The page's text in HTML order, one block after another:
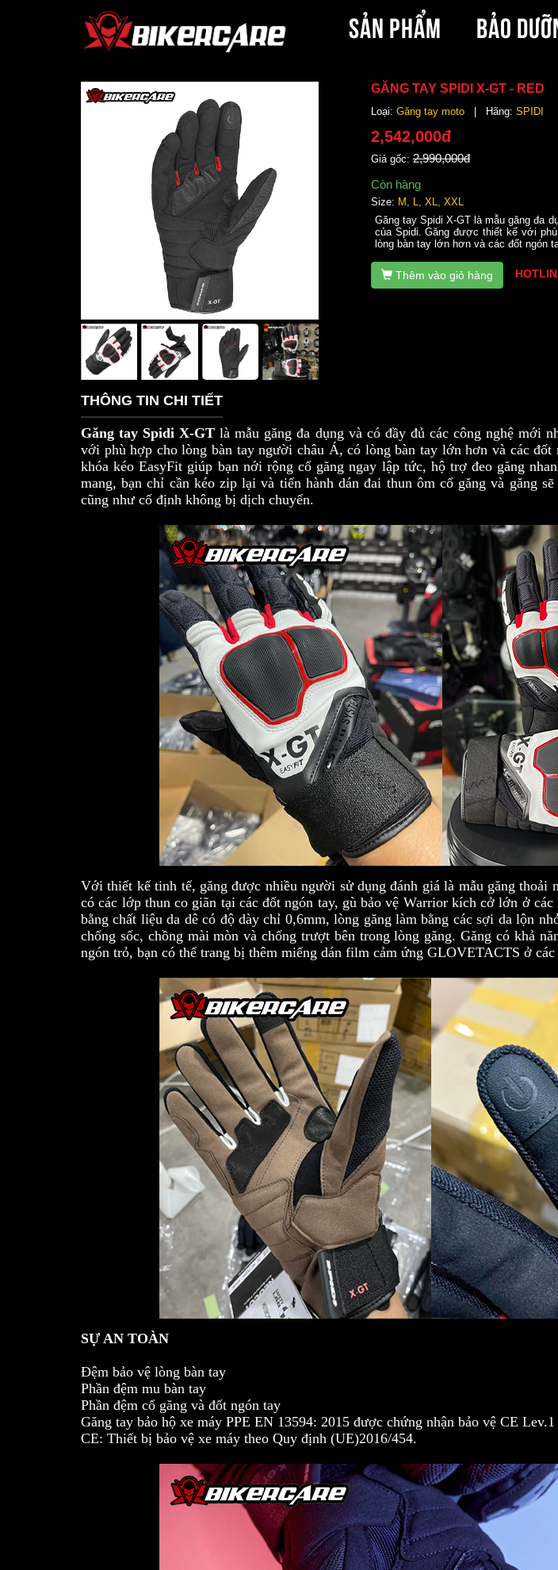
SẢN PHẨM BẢO
GĂNG TAY SPIDI X-GT - RED
Loại: Găng tay moto| Hãng: SPIDI
2,542,000đ
Giá gốc:2,990,000đ
Còn hàng
Size: M, L, XL, XXL
Găng tay Spidi X-GT là mẫu găng đa
của Spidi. Găng được thiết kế với
lòng bàn tay lớn hơn và các đốt ngón
Thêm vào giỏ hàng
THÔNG TIN CHI TIẾT
Găng tay Spidi X-GT là mẫu găng đa dụng và có đầy đủ các công nghệ mới
với phù hợp cho lòng bàn tay người châu Á, có lòng bàn tay lớn hơn và các đốt
khóa kéo EasyFit giúp bạn nới rộng cổ găng ngay lập tức, hộ trợ đeo găng
mang, bạn chỉ cần kéo zip lại và tiến hành dán đai thun ôm cổ găng và găng
cũng như cố định không bị dịch chuyển.
Với thiết kế tinh tế, găng được nhiều người sử dụng đánh giá là mẫu găng thoải
có các lớp thun co giãn tại các đốt ngón tay, gù bảo vệ Warrior kích cở lớn ở
bằng chất liệu da dê có độ dày chỉ 0,6mm, lòng găng làm bằng các sợi da lộn
chống sốc, chồng mài mòn và chống trượt bên trong lòng găng. Găng có khả
ngón trỏ, bạn có thể trang bị thêm miếng dán film cảm ứng GLOVETACTS ở
SỰ AN TOÀN
Đệm bảo vệ lòng bàn tay
Phần đệm mu bàn tay
Phần đệm cổ găng và đốt ngón tay
Găng tay bảo hộ xe máy PPE EN 13594: 2015 được chứng nhận bảo vệ CE Lev.1
CE: Thiết bị bảo vệ xe máy theo Quy định (UE)2016/454.